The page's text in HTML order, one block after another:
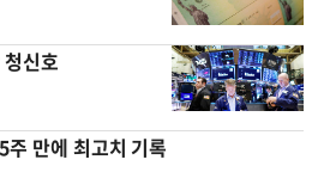
청신호
만에 최고치 기록